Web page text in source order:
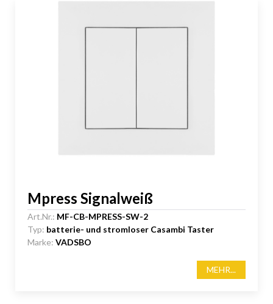
Mpress Signalweiß
Art.Nr.: MF-CB-MPRESS-SW-2
Typ: batterie- und stromloser Casambi Taster
Marke: VADSBO
MEHR...